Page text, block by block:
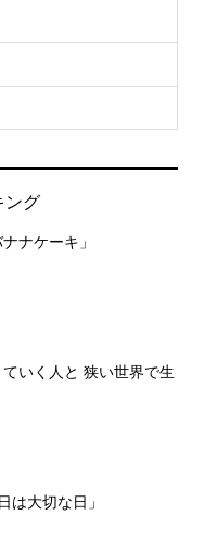
ング
ナケーキ」
ていく人と 狭い世界で生
は大切な日」